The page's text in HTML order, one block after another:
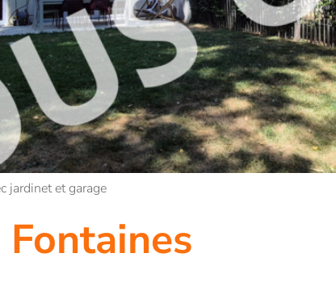
jardinet et garage
Fontaines